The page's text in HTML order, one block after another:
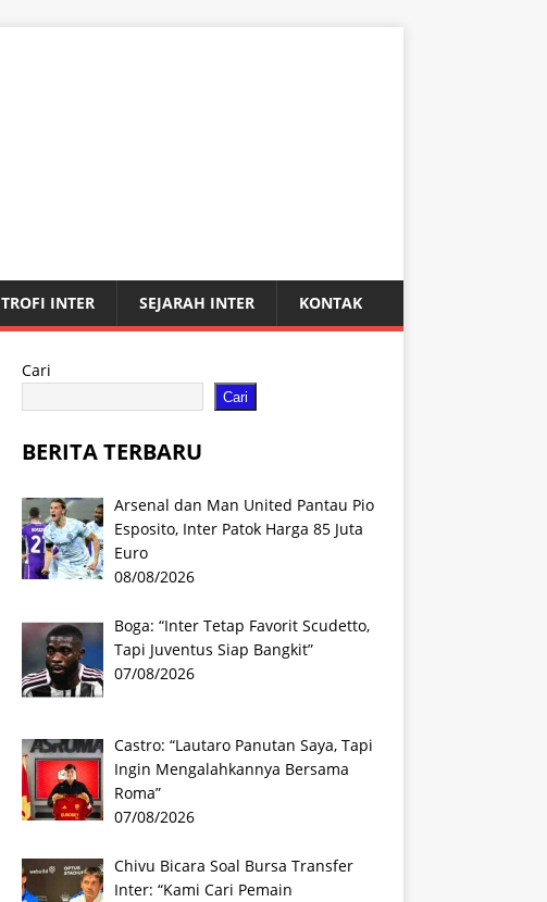
TROFI INTER SEJARAH INTER KONTAK
Cari
Cari
BERITA TERBARU
Arsenal dan Man United Pantau Pio
Esposito, Inter Patok Harga 85 Juta
Euro
08/08/2026
Boga: “Inter Tetap Favorit Scudetto,
Tapi Juventus Siap Bangkit”
07/08/2026
Castro: “Lautaro Panutan Saya, Tapi
Ingin Mengalahkannya Bersama
Roma”
07/08/2026
Chivu Bicara Soal Bursa Transfer
Inter: “Kami Cari Pemain